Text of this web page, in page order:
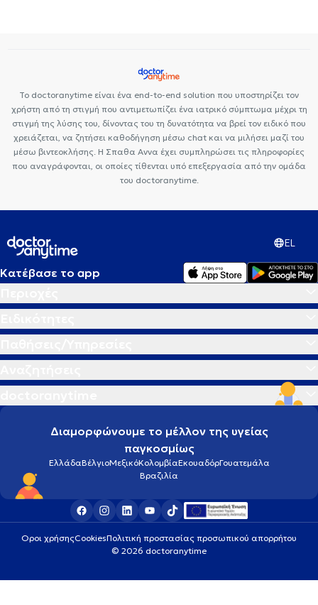
Το doctoranytime είναι ένα end-to-end solution που υποστηρίζει τον
χρήστη από τη στιγμή που αντιμετωπίζει ένα ιατρικό σύμπτωμα μέχρι τη
στιγμή της λύσης του, δίνοντας του τη δυνατότητα να βρεί τον ειδικό που
χρειάζεται, να ζητήσει καθοδήγηση μέσω chat και να μιλήσει μαζί του
μέσω βιντεοκλήσης. Η Σπαθα Αννα έχει συμπληρώσει τις πληροφορίες
που αναγράφονται, οι οποίες τίθενται υπό επεξεργασία από την ομάδα
του doctoranytime.
EL
Κατέβασε το app
Διαμορφώνουμε το μέλλον της υγείας
παγκοσμίως
ΕλλάδαΒέλγιοΜεξικόΚολομβίαΕκουαδόρΓουατεμάλα
Βραζιλία
Οροι χρήσηςCookiesΠολιτική προστασίας προσωπικού απορρήτου
© 2026 doctoranytime